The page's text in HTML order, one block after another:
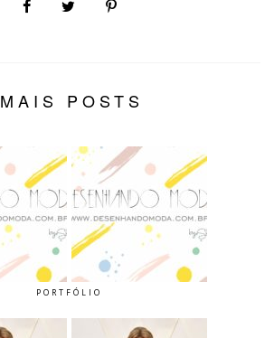
MAIS POSTS
PORTFÓLIO